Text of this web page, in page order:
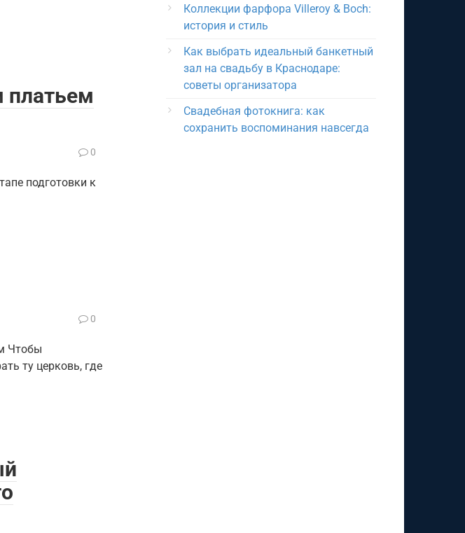
платьем
0
подготовки к
0
Чтобы
ту церковь, где
Коллекции фарфора Villeroy & Boch:
история и стиль
Как выбрать идеальный банкетный
зал на свадьбу в Краснодаре:
советы организатора
Свадебная фотокнига: как
сохранить воспоминания навсегда